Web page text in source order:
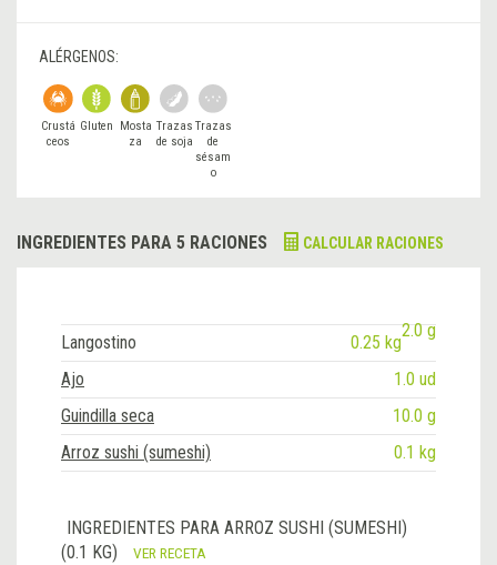
ALÉRGENOS:
Crustá
ceos
Gluten
Mosta
za
Trazas
de soja
Trazas
de
sésam
o
INGREDIENTES PARA 5 RACIONES CALCULAR RACIONES
2.0 g
Langostino
0.25 kg
Ajo
1.0 ud
Guindilla seca
10.0 g
Arroz sushi (sumeshi)
0.1 kg
INGREDIENTES PARA ARROZ SUSHI (SUMESHI)
(0.1 KG)
VER RECETA